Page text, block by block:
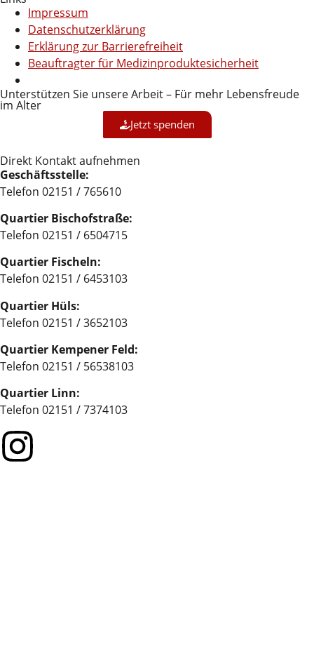
Impressum
Datenschutzerklärung
Erklärung zur Barrierefreiheit
Beauftragter für Medizinproduktesicherheit
Unterstützen Sie unsere Arbeit – Für mehr Lebensfreude
im Alter
Jetzt spenden
Direkt Kontakt aufnehmen
Geschäftsstelle:
Telefon 02151 / 765610
Quartier Bischofstraße:
Telefon 02151 / 6504715
Quartier Fischeln:
Telefon 02151 / 6453103
Quartier Hüls:
Telefon 02151 / 3652103
Quartier Kempener Feld:
Telefon 02151 / 56538103
Quartier Linn:
Telefon 02151 / 7374103